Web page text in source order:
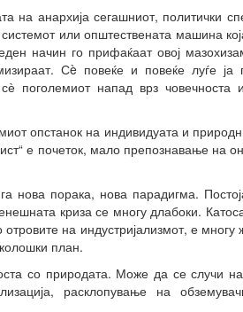
на анархија сегашниот, политички
или општествената машина
начин го прифаќаат овој
Сè повеќе и повеќе луѓе ја
поголемиот напад врз
опстанок на индивидуата и
е почеток, мало препознавање на
порака, нова парадигма.
криза се многу длабоки.
на индустријализмот, е многу
план.
со природата. Може да се случи
расклопување на